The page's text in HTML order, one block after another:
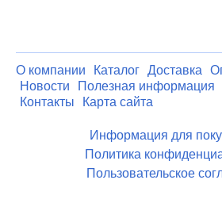
О компании Каталог Доставка
Новости
Полезная информация
Контакты
Карта сайта
Информация для
Политика
Пользовательское